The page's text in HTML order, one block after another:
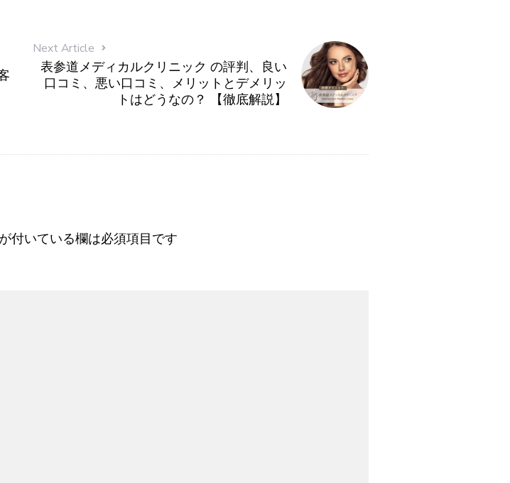
Next Article
表参道メディカルクリニック の評判、良い
口コミ、悪い口コミ、メリットとデメリッ
トはどうなの？ 【徹底解説】
が付いている欄は必須項目です